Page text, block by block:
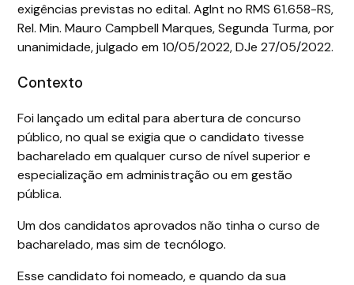
exigências previstas no edital. AgInt no RMS 61.658-RS,
Rel. Min. Mauro Campbell Marques, Segunda Turma, por
unanimidade, julgado em 10/05/2022, DJe 27/05/2022.
Contexto
Foi lançado um edital para abertura de concurso
público, no qual se exigia que o candidato tivesse
bacharelado em qualquer curso de nível superior e
especialização em administração ou em gestão
pública.
Um dos candidatos aprovados não tinha o curso de
bacharelado, mas sim de tecnólogo.
Esse candidato foi nomeado, e quando da sua